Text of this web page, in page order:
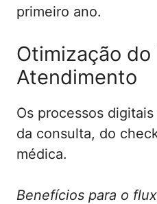
primeiro ano.
Otimização do
Atendimento
Os processos
da consulta, do
médica.
Benefícios para o